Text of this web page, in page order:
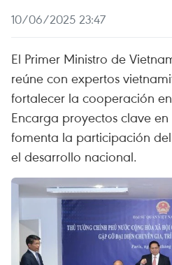
10/06/2025 23:47
El Primer Ministro de
reúne con expertos
fortalecer la cooperación
Encarga proyectos clave
fomenta la participación
el desarrollo nacional.